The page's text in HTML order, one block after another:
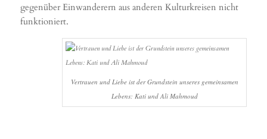
gegenüber Einwanderern aus anderen Kulturkreisen nicht
funktioniert.
Vertrauen und Liebe ist der Grundstein unseres gemeinsamen
Lebens: Kati und Ali Mahmoud